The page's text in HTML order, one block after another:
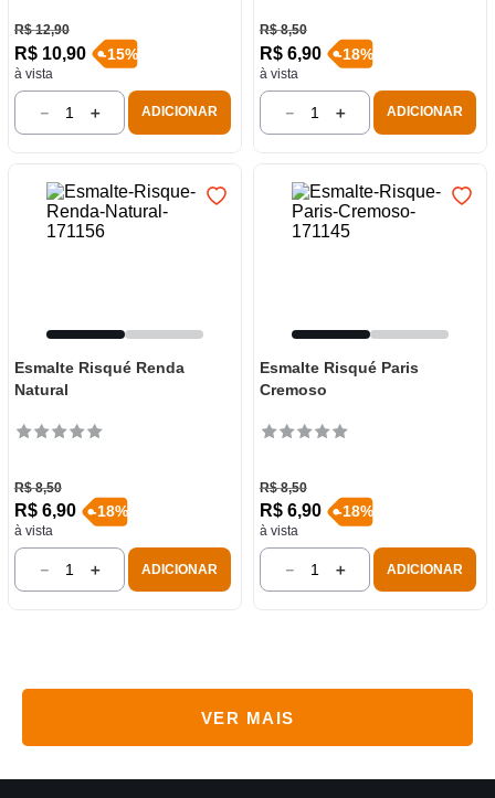
R$ 12,90
R$ 10,90
à vista
-15%
＋
－ ADICIONAR
R$ 8,50
R$ 6,90
à vista
-18%
＋
－ ADICIONAR
Esmalte Risqué Renda
Natural
R$ 8,50
R$ 6,90
à vista
-18%
＋
－ ADICIONAR
Esmalte Risqué Paris
Cremoso
R$ 8,50
R$ 6,90
à vista
-18%
＋
－ ADICIONAR